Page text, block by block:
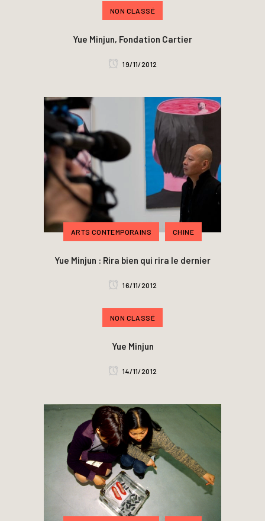
NON CLASSÉ
Yue Minjun, Fondation Cartier
19/11/2012
ARTS CONTEMPORAINS CHINE
Yue Minjun : Rira bien qui rira le dernier
16/11/2012
NON CLASSÉ
Yue Minjun
14/11/2012